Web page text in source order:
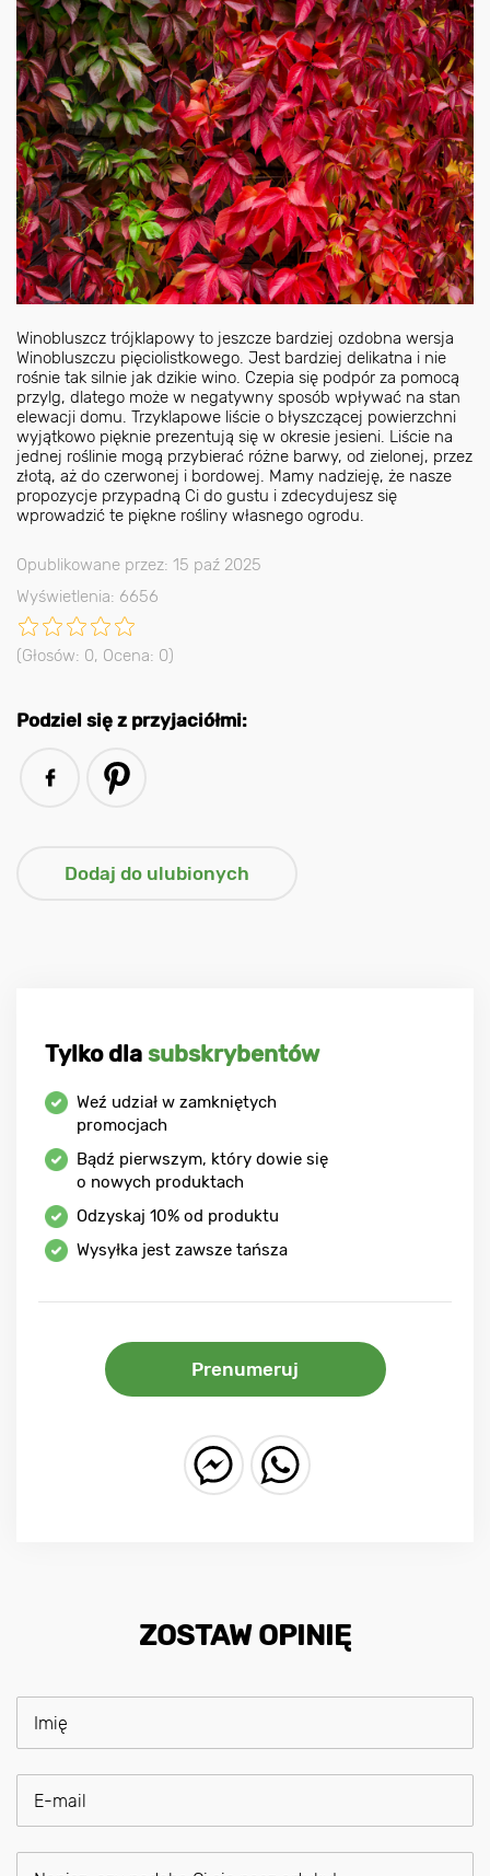
Winobluszcz trójklapowy to jeszcze bardziej ozdobna wersja
Winobluszczu pięciolistkowego. Jest bardziej delikatna i nie
rośnie tak silnie jak dzikie wino. Czepia się podpór za pomocą
przylg, dlatego może w negatywny sposób wpływać na stan
elewacji domu. Trzyklapowe liście o błyszczącej powierzchni
wyjątkowo pięknie prezentują się w okresie jesieni. Liście na
jednej roślinie mogą przybierać różne barwy, od zielonej, przez
złotą, aż do czerwonej i bordowej. Mamy nadzieję, że nasze
propozycje przypadną Ci do gustu i zdecydujesz się
wprowadzić te piękne rośliny własnego ogrodu.
Opublikowane przez: 15 paź 2025
Wyświetlenia: 6656
(Głosów: 0, Ocena: 0)
Podziel się z przyjaciółmi:
Tylko dla subskrybentów
Weź udział w zamkniętych
promocjach
Bądź pierwszym, który dowie się
o nowych produktach
Odzyskaj 10% od produktu
Wysyłka jest zawsze tańsza
Prenumeruj
ZOSTAW OPINIĘ